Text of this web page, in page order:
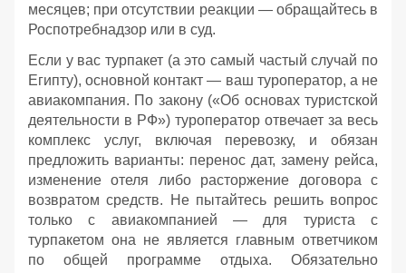
месяцев; при отсутствии реакции — обращайтесь в
Роспотребнадзор или в суд.
Если у вас турпакет (а это самый частый случай по
Египту), основной контакт — ваш туроператор, а не
авиакомпания. По закону («Об основах туристской
деятельности в РФ») туроператор отвечает за весь
комплекс услуг, включая перевозку, и обязан
предложить варианты: перенос дат, замену рейса,
изменение отеля либо расторжение договора с
возвратом средств. Не пытайтесь решить вопрос
только с авиакомпанией — для туриста с
турпакетом она не является главным ответчиком
по общей программе отдыха. Обязательно